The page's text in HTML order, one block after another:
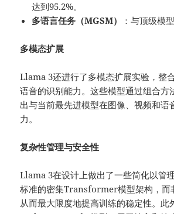
达到95.2%。
多语言任务（MGSM）
：与顶级模
多模态扩展
Llama 3还进行了多模态扩展实验，整
语音的识别能力。这些模型通过组合方
出与当前最先进模型在图像、视频和语
力。
复杂性管理与安全性
Llama 3在设计上做出了一些简化以管
标准的密集Transformer模型架构，而
从而最大限度地提高训练的稳定性。此